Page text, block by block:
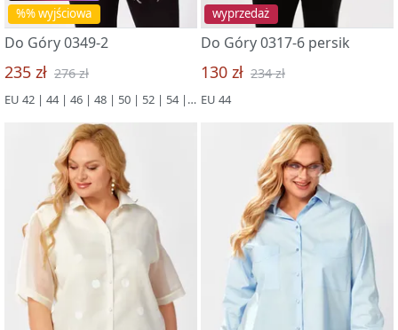
%% wyjściowa
Do Góry 0349-2
235 zł 276 zł
EU 42 | 44 | 46 | 48 | 50 | 52 | 54 | 56 | 58 | 60 | 62 | 64 | 66
wyprzedaż
Do Góry 0317-6 persik
130 zł 234 zł
EU 44